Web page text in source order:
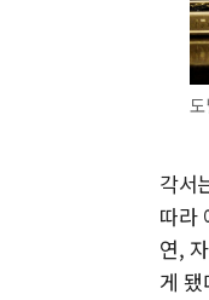
각서
따라
연,
게